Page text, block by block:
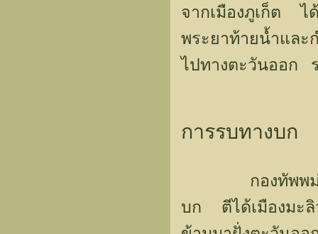
จากเมืองภูเก็ต ไ
พระยาท้ายน้ำและ
ไปทางตะวันออก
การรบทางบก
กองทัพพม่าอีกก
บก ตีได้เมืองมะ